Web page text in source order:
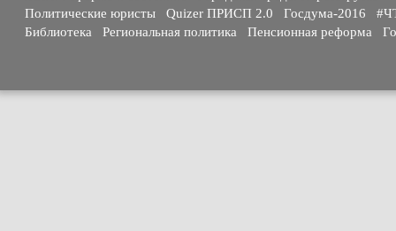
Политические юристы
Quizer ПРИСП 2.0 Госдума-2016
Библиотека
Региональная политика Пенсионная реформа